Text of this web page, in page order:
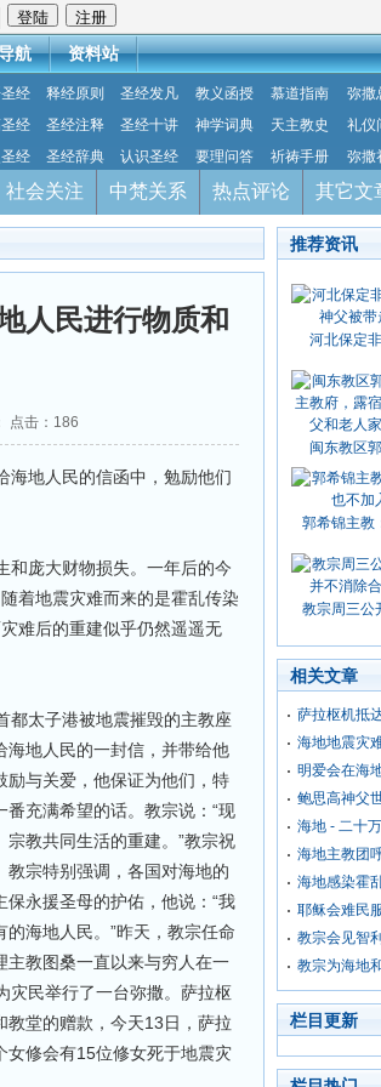
航 资料站
经 释经原则 圣经发凡 教义函授 慕道指南 弥撒
经 圣经注释 圣经十讲 神学词典 天主教史 礼仪
经 圣经辞典 认识圣经 要理问答 祈祷手册 弥撒
社会关注 中梵关系 热点评论 其它文
人民进行物质和
点击： 186
海地人民的信函中，勉励他们
和庞大财物损失。一年后的今
着地震灾难而来的是霍乱传染
难后的重建似乎仍然遥遥无
都太子港被地震摧毁的主教座
海地人民的一封信，并带给他
励与关爱，他保证为他们，特
充满希望的话。教宗说：“现
教共同生活的重建。”教宗祝
宗特别强调，各国对海地的
永援圣母的护佑，他说：“我
海地人民。”昨天，教宗任命
主教图桑一直以来与穷人在一
灾民举行了一台弥撒。萨拉枢
堂的赠款，今天13日，萨拉
女修会有15位修女死于地震灾
推荐资讯
河北保定
闽东教区
郭希锦主教
教宗周三公
相关文章
萨拉枢机抵
海地地震灾
明爱会在海
鲍思高神父
海地 - 二十
海地主教团
海地感染霍
耶稣会难民
教宗会见智
教宗为海地
栏目更新